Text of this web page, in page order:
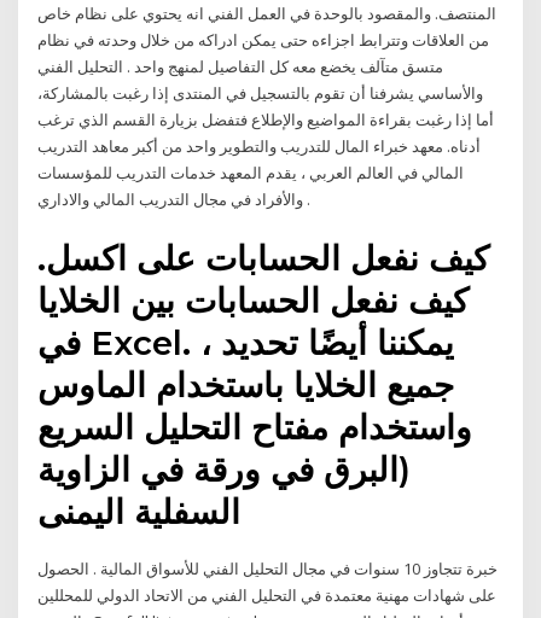
المنتصف. والمقصود بالوحدة في العمل الفني انه يحتوي على نظام خاص
من العلاقات وتترابط اجزاءه حتى يمكن ادراكه من خلال وحدته في نظام
متسق متآلف يخضع معه كل التفاصيل لمنهج واحد . التحليل الفني
والأساسي يشرفنا أن تقوم بالتسجيل في المنتدى إذا رغبت بالمشاركة،
أما إذا رغبت بقراءة المواضيع والإطلاع فتفضل بزيارة القسم الذي ترغب
أدناه. معهد خبراء المال للتدريب والتطوير واحد من أكبر معاهد التدريب
المالي في العالم العربي ، يقدم المعهد خدمات التدريب للمؤسسات
والأفراد في مجال التدريب المالي والاداري .
كيف نفعل الحسابات على اكسل.
كيف نفعل الحسابات بين الخلايا
في Excel. ، يمكننا أيضًا تحديد
جميع الخلايا باستخدام الماوس
واستخدام مفتاح التحليل السريع
(البرق في ورقة في الزاوية
السفلية اليمنى
خبرة تتجاوز 10 سنوات في مجال التحليل الفني للأسواق المالية . الحصول
على شهادات مهنية معتمدة في التحليل الفني من الاتحاد الدولي للمحللين